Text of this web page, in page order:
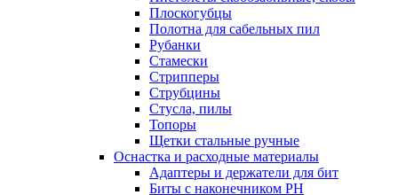
Плоскогубцы
Полотна для сабельных пил
Рубанки
Стамески
Стрипперы
Струбцины
Стусла, пилы
Топоры
Щетки стальные ручные
Оснастка и расходные материалы
Адаптеры и держатели для бит
Биты с наконечником PH